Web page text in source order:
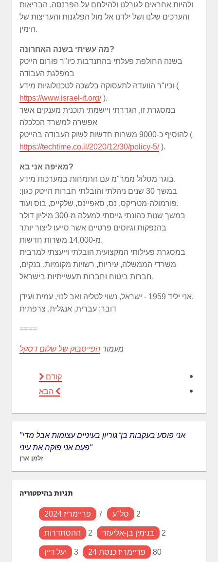
ולהיות אחראים לגורלנו ולהילחם על הפרנסה, הבריאות
והערכים שלנו ושל ילדנו אל מול הפלגנות והעריצות של
הימין.
מה עשיתי בשנה האחרונה?
בשנה החולפת פעלתי בהתנדבות כיו"ר פורום הייטק
במפלגת העבודה
וכיו"ר הוועדה לתעסוקה בלשכה לטכנולוגיות מידע (
https://www.israel-it.org/).
במסגרת זו, הגדרתי ויישמתי תוכנית מענקים אשר
אפשרה למשרד הכלכלה
להוסיף כ-9000 משרות חדשות לשוק העבודה בהייטק (
https://techtime.co.il/2020/12/30/policy-5/).
מאיפה אני בא?
בוגר מסלול ממר"מ עם התמחות במערכות מידע.
במשך 30 שנים ניהלתי והובלתי חברות הייטק כגון:
פורמולה-מטריקס, נס, סאפיינס, שלקייס, בוס ועוד.
במשך שנות כהונתי גייסתי למעלה מ-300 מיליון דולר
בהנפקות וגיוסים פרטיים אשר סייעו ליצור יותר
מ-14,000 משרות חדשות.
במסגרת פעילותי המקצועית הובלתי וייעצתי למרבית
משרדי הממשלה, עיריות, רשויות מקומיות, בנקים,
חברות ביטוח וחברות תעשייתיות בישראל.
אני יליד 1959 - ישראל, נשוי לטליה ואב לנוי, עמית ועידן.
דובר: עברית, אנגלית, צרפתית
====
מעמוד הפייסבוק של שלום דסקל
קודם
הבא
"אני פוסע בעקבות בן־גוריון בעיניים עצומות אבל מדי
פעם אני פוקח את עיני"
זלמן ארן
תגיות בהיסטוריה
פריימריז 2024 7 סל"ע 2
ההסתדרות 2 בנימין בן-אליעזר 2
יעל דיין 3 פריימריז כנסת 24 80